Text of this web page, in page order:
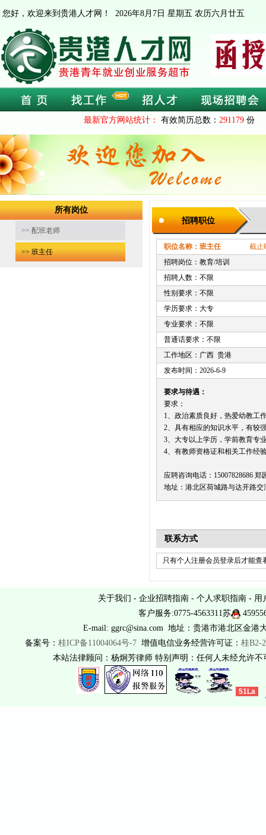
您好，欢迎来到贵港人才网！ 2026年8月7日 星期五 农历六月廿五
最新官方网站统计： 有效简历总数： 291179 份
所有岗位
>> 配班老师
>> 班主任
招聘职位
职位名称：班主任 截止时间
招聘岗位：教育/培训
招聘人数：不限
性别要求：不限
学历要求：大专
专业要求：不限
普通话要求：不限
工作地区：广西 贵港
发布时间：2026-6-9
要求与待遇：
要求：
1、政治素质良好，热爱幼教工
2、具有相应的知识水平，有较
3、大专以上学历，学前教育专
4、有教师资格证和相关工作经
应聘咨询电话：15007828686 郑
地址：港北区荷城路与达开路交
联系方式
只有个人注册会员登录后才能查
关于我们 - 企业招聘指南 - 个人求职指南 - 用
客户服务:0775-4563311苏
E-mail: ggrc@sina.com 地址：贵港市港北区金港
备案号： 桂ICP备11004064号-7增值电信业务经营许可证： 桂B2-
本站法律顾问：杨炯芳律师 特别声明：任何人未经允许
51La